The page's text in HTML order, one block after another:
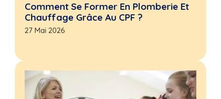
Comment Se Former En Plomberie Et
Chauffage Grâce Au CPF ?
27 Mai 2026